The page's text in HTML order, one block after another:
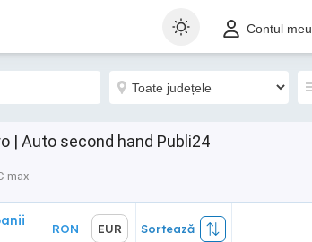
Contul meu
| Auto second hand Publi24
max
Sortează
RON EUR Sortează